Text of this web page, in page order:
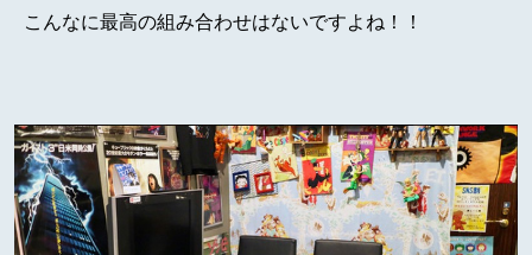
こんなに最高の組み合わせはないですよね！！